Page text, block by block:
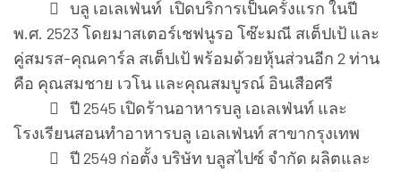
 บลู เอเลเฟ่นท์ เปิดบริการเป็นครั้งแรก ในปี
พ.ศ. 2523 โดยมาสเตอร์เชฟนูรอ โซ๊ะมณี สเต็ปเป้ และ
คู่สมรส-คุณคาร์ล สเต็ปเป้ พร้อมด้วยหุ้นส่วนอีก 2 ท่าน
คือ คุณสมชาย เวโน และคุณสมบูรณ์ อินเสือศรี
 ปี 2545 เปิดร้านอาหารบลู เอเลเฟ่นท์ และ
โรงเรียนสอนทำอาหารบลู เอเลเฟ่นท์ สาขากรุงเทพ
 ปี 2549 ก่อตั้ง บริษัท บลูสไปซ์ จำกัด ผลิตและ